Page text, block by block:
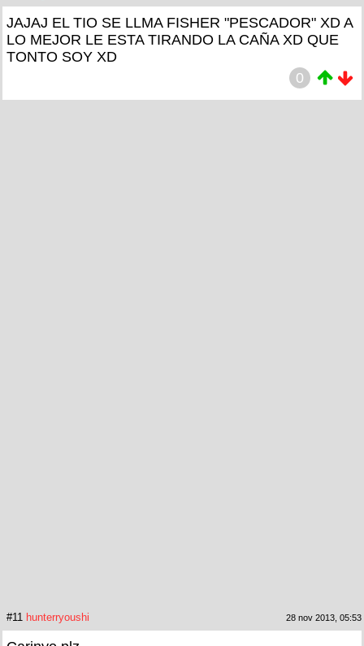
JAJAJ EL TIO SE LLMA FISHER "PESCADOR" XD A
LO MEJOR LE ESTA TIRANDO LA CAÑA XD QUE
TONTO SOY XD
0
#11 hunterryoushi 28 nov 2013, 05:53